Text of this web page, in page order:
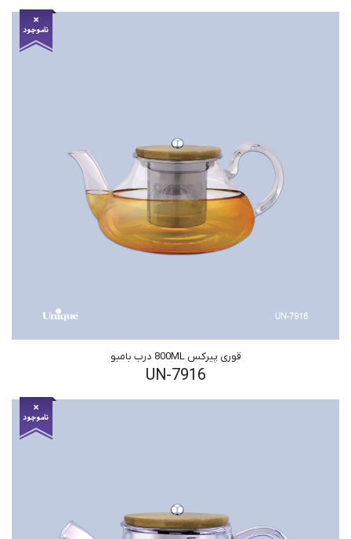
قوری پیرکس 800ML درب بامبو
UN-7916